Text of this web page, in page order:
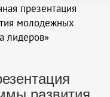
презентация
молодежных
лидеров»